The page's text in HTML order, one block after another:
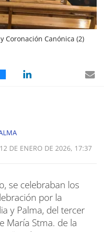
Coronación Canónica (2)
12 DE ENERO DE 2026, 17:37
se celebraban los
por la
y Palma, del tercer
María Stma. de la